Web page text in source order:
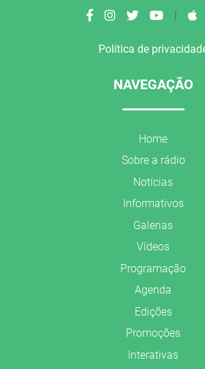
Política de
NAVEGAÇÃO
Home
Sobre a rádio
Notícias
Informativos
Galerias
Vídeos
Programação
Agenda
Edições
Promoções
Interativas